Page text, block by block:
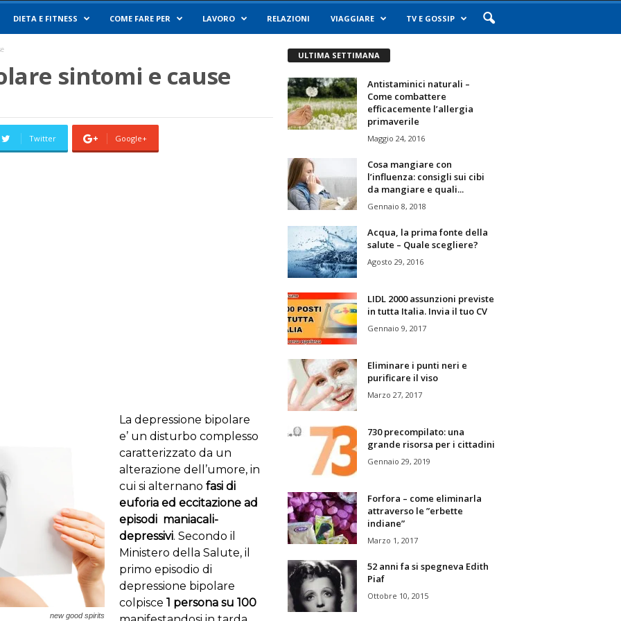
DIETA E FITNESS COME FARE PER LAVORO RELAZIONI VIAGGIARE TV E GOSSIP
sintomi e cause
Twitter Google+
new good spirits
La depressione bipolare
e’ un disturbo complesso
caratterizzato da un
alterazione dell’umore, in
cui si alternano fasi di
euforia ed eccitazione ad
episodi maniacali-
depressivi. Secondo il
Ministero della Salute, il
primo episodio di
depressione bipolare
colpisce 1 persona su 100
ULTIMA SETTIMANA
Antistaminici naturali –
Come combattere
efficacemente l’allergia
primaverile
Maggio 24, 2016
Cosa mangiare con
l’influenza: consigli sui cibi
da mangiare e quali...
Gennaio 8, 2018
Acqua, la prima fonte della
salute – Quale scegliere?
Agosto 29, 2016
LIDL 2000 assunzioni previste
in tutta Italia. Invia il tuo CV
Gennaio 9, 2017
Eliminare i punti neri e
purificare il viso
Marzo 27, 2017
730 precompilato: una
grande risorsa per i cittadini
Gennaio 29, 2019
Forfora – come eliminarla
attraverso le ”erbette
indiane”
Marzo 1, 2017
52 anni fa si spegneva Edith
Piaf
Ottobre 10, 2015